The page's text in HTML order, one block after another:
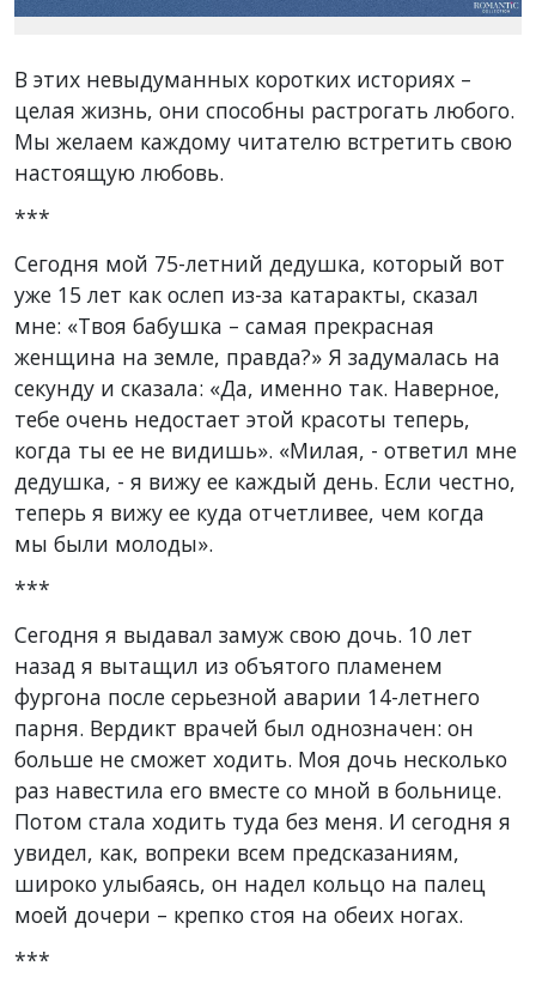
В этих невыдуманных коротких историях –
целая жизнь, они способны растрогать любого.
Мы желаем каждому читателю встретить свою
настоящую любовь.
***
Сегодня мой 75-летний дедушка, который вот
уже 15 лет как ослеп из-за катаракты, сказал
мне: «Твоя бабушка – самая прекрасная
женщина на земле, правда?» Я задумалась на
секунду и сказала: «Да, именно так. Наверное,
тебе очень недостает этой красоты теперь,
когда ты ее не видишь». «Милая, - ответил мне
дедушка, - я вижу ее каждый день. Если честно,
теперь я вижу ее куда отчетливее, чем когда
мы были молоды».
***
Сегодня я выдавал замуж свою дочь. 10 лет
назад я вытащил из объятого пламенем
фургона после серьезной аварии 14-летнего
парня. Вердикт врачей был однозначен: он
больше не сможет ходить. Моя дочь несколько
раз навестила его вместе со мной в больнице.
Потом стала ходить туда без меня. И сегодня я
увидел, как, вопреки всем предсказаниям,
широко улыбаясь, он надел кольцо на палец
моей дочери – крепко стоя на обеих ногах.
***